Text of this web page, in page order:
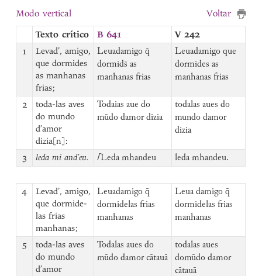
Modo vertical
Voltar
Texto crítico
B 641
V 242
1
Levad’, amigo,
que dormides
as manhanas
frias;
Leuadamigo q̄
dormids̄ as
manhanas frias
Leuadamigo que
dormides as
manhanas frias
2
toda-las aves
do mundo
d’amor
dizia[n]:
Todaias aue do
mūdo damor dizia
todalas aues do
mundo damor
dizia
3 leda mi and’eu. ⌈Leda mhandeu leda mhandeu.
4
Levad’, amigo,
que dormide-
las frias
manhanas;
Leuadamigo q̄
dormidelas frias
manhanas
Leua damigo q̄
dormidelas frias
manhanas
5
toda-las aves
do mundo
d’amor
Todalas aues do
mūdo damor cātauā
todalas aues
domūdo damor
cātauā